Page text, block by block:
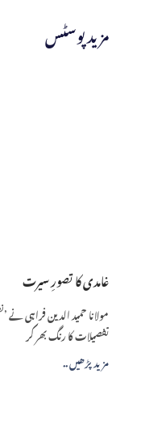
مزید پوسٹس
غامدی کا تصورِ سیرت
مولانا حمید الدین فراہی نے
تفصیلات کا رنگ بھر کر
.. مزید پڑھیں